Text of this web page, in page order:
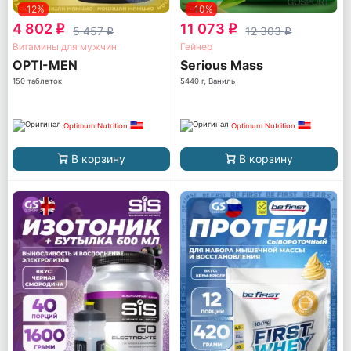
-12%
4 802 q 5 457q
Витамины для мужчин
OPTI-MEN
150 таблеток
Optimum Nutrition
В корзину
-10%
11 073 q 12 303q
Гейнер
Serious Mass
5440 г, Ваниль
Optimum Nutrition
В корзину